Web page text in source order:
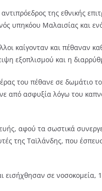
της εθνικής
υπηκόου Μαλαισίας και
καίγονταν και πέθαναν
εξοπλισμού και η
του πέθανε σε δωμάτιο
από ασφυξία λόγω του
αφού τα σωστικά
της Ταϊλάνδης, που
σε νοσοκομεία,